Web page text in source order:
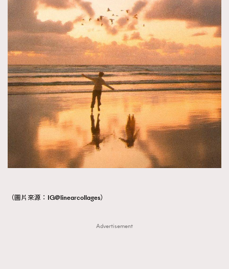
（圖片來源：IG@linearcollages）
Advertisement